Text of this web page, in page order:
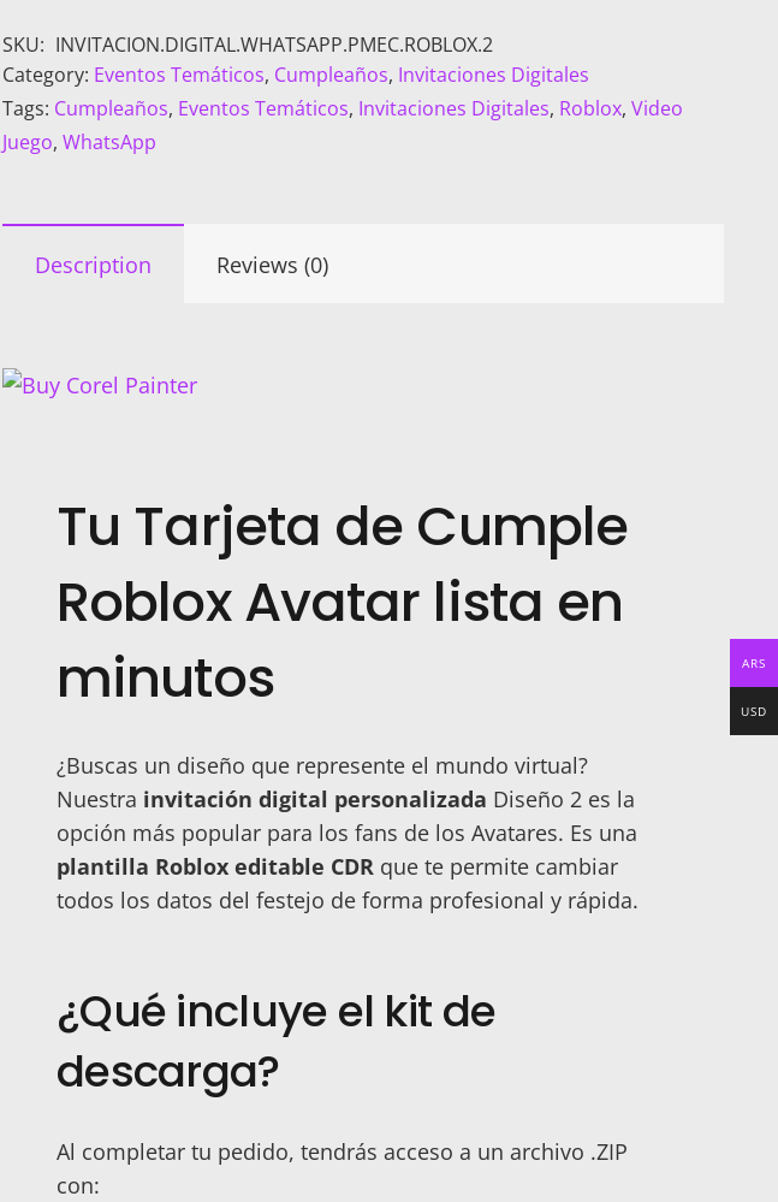
para
WhatsApp
–
Diseño
2
cantidad
SKU: INVITACION.DIGITAL.WHATSAPP.PMEC.ROBLOX.2
Category: Eventos Temáticos, Cumpleaños, Invitaciones Digitales
Tags: Cumpleaños, Eventos Temáticos, Invitaciones Digitales, Roblox, Video
Juego, WhatsApp
Description Reviews (0)
Tu Tarjeta de Cumple
Roblox Avatar lista en
minutos
¿Buscas un diseño que represente el mundo virtual?
Nuestra invitación digital personalizada Diseño 2 es la
opción más popular para los fans de los Avatares. Es una
plantilla Roblox editable CDR que te permite cambiar
todos los datos del festejo de forma profesional y rápida.
¿Qué incluye el kit de
descarga?
Al completar tu pedido, tendrás acceso a un archivo .ZIP
con:
ARS
USD